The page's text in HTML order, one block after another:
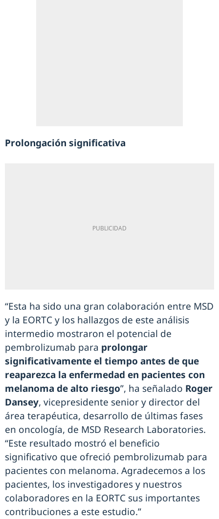
Prolongación significativa
“Esta ha sido una gran colaboración entre MSD
y la EORTC y los hallazgos de este análisis
intermedio mostraron el potencial de
pembrolizumab para prolongar
significativamente el tiempo antes de que
reaparezca la enfermedad en pacientes con
melanoma de alto riesgo”, ha señalado Roger
Dansey, vicepresidente senior y director del
área terapéutica, desarrollo de últimas fases
en oncología, de MSD Research Laboratories.
“Este resultado mostró el beneficio
significativo que ofreció pembrolizumab para
pacientes con melanoma. Agradecemos a los
pacientes, los investigadores y nuestros
colaboradores en la EORTC sus importantes
contribuciones a este estudio.”